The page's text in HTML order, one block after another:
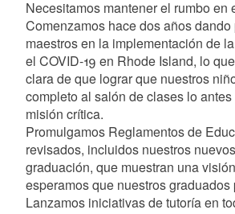
Necesitamos mantener el rumbo en
Comenzamos hace dos años
maestros en la implementación de
el COVID-19 en Rhode Island, lo
clara de que lograr que nuestros
completo al salón de clases lo
misión crítica.
Promulgamos Reglamentos de
revisados, incluidos nuestros
graduación, que muestran una
esperamos que nuestros graduados
Lanzamos iniciativas de tutoría en